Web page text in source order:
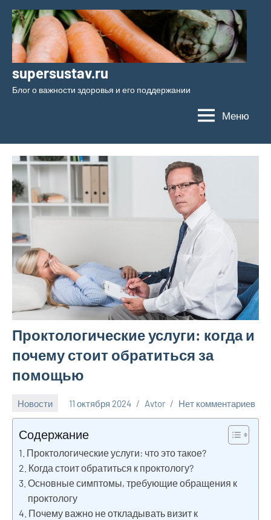
Перейти
содержимому
supersustav.ru
Блог о важности здоровья и его поддержании
Меню
Проктологические услуги: когда и
почему стоит обратиться за
помощью
Новости 11 октября 2024 Avtor Нет комментариев
Содержание
Проктологические услуги: что это такое?
Когда стоит обратиться к проктологу?
Основные симптомы, требующие обращения к
проктологу
Почему важно не откладывать визит к